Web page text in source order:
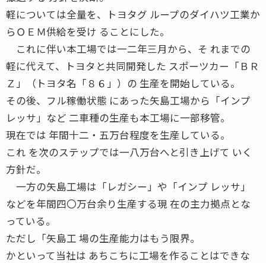
軽については全量を、トヨタグ ループのダイハツ工業か
らＯＥＭ供給を受け ることにした。
これに伴い本工場では一二年三月から、そ れまでの
軽に代えて、トヨタと共同開発した スポーツカー「ＢＲ
Ｚ」（トヨタ名「８６」）の 生産を開始している。
その後、フル稼働状態 にあった矢島工場から「インプ
レッサ」など 二車種の生産も本工場に一部移管。
現在では 年間十二・五万台程度を生産している。
これ を次のステップでは一八万台へと引き上げて いく
方針だ。
一方の矢島工場は「レガシー」や「インプ レッサ」
などを年間四〇万台余り生産する現 在の主力拠点とな
っている。
ただし「矢島工 場の生産能力はもう限界。
かといって当社は あちこちに工場を作ることはできな